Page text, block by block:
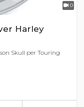
0
Harley
Skull per Touring